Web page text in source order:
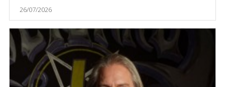
26/07/2026